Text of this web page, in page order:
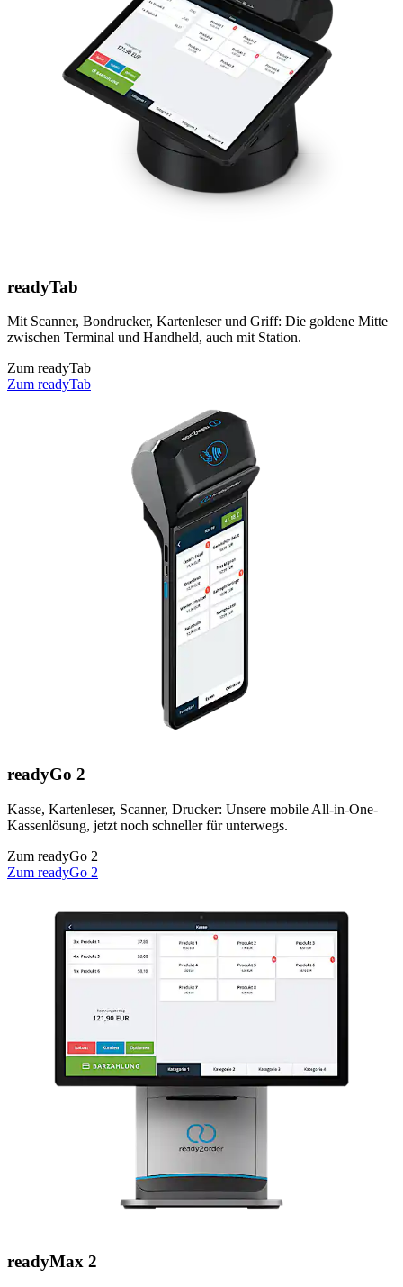
readyTab
Mit Scanner, Bondrucker, Kartenleser und Griff: Die goldene Mitte
zwischen Terminal und Handheld, auch mit Station.
Zum readyTab
Zum readyTab
readyGo 2
Kasse, Kartenleser, Scanner, Drucker: Unsere mobile All-in-One-
Kassenlösung, jetzt noch schneller für unterwegs.
Zum readyGo 2
Zum readyGo 2
readyMax 2